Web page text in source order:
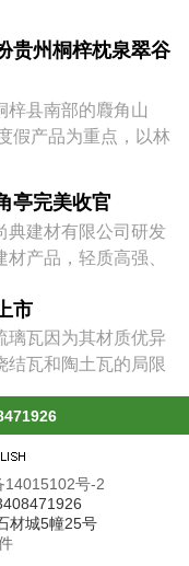
怀市下辖镇。位于赤
咽喉要地。地处贵
西段北侧，北靠遵
葱的河滨地带，建
贵州桐梓枕泉翠谷
梓县南部的麚角山
假产品为重点，以林
为突破口，以历史
品为补充，以旅游
体、多样化的景点。
五星级大酒店，是
亭完美收官
典建材有限公司研发
产品，轻质高强、
。
市
璃瓦因为其材质优异
结瓦和陶土瓦的局限
、轻质高强等多种优
14015102号-2
材城5幢25号